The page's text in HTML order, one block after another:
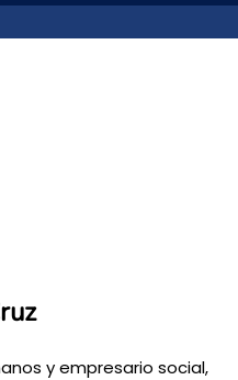
y empresario social,